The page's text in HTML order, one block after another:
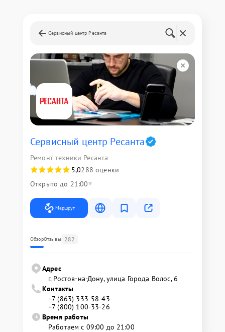
Сервисный центр Ресанта
Сервисный центр Ресанта
Ремонт техники Ресанта
5,0288 оценки
Открыто до 21:00
Маршрут
ОбзорОтзывы 282
Адрес
г. Ростов-на-Дону, улица Города Волос, 6
Контакты
+7 (863) 333-58-43
+7 (800) 100-33-26
Время работы
Работаем с 09:00 до 21:00